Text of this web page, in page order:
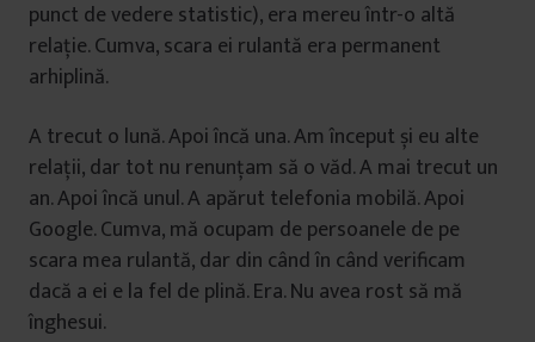
punct de vedere statistic), era mereu într-o altă
relație. Cumva, scara ei rulantă era permanent
arhiplină.
A trecut o lună. Apoi încă una. Am început și eu alte
relații, dar tot nu renunțam să o văd. A mai trecut un
an. Apoi încă unul. A apărut telefonia mobilă. Apoi
Google. Cumva, mă ocupam de persoanele de pe
scara mea rulantă, dar din când în când verificam
dacă a ei e la fel de plină. Era. Nu avea rost să mă
înghesui.